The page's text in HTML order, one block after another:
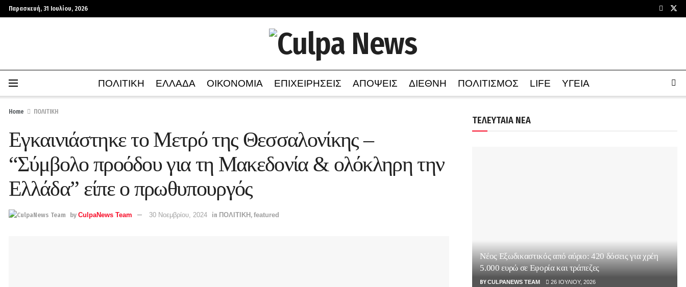
Παρασκευή, 31 Ιουλίου, 2026
ΠΟΛΙΤΙΚΗ ΕΛΛΑΔΑ ΟΙΚΟΝΟΜΙΑ ΕΠΙΧΕΙΡΗΣΕΙΣ ΑΠΟΨΕΙΣ ΔΙΕΘΝΗ ΠΟΛΙΤΙΣΜΟΣ LIFE ΥΓΕΙΑ
Home ΠΟΛΙΤΙΚΗ
Εγκαινιάστηκε το Μετρό της Θεσσαλονίκης –
“Σύμβολο προόδου για τη Μακεδονία & ολόκληρη την
Ελλάδα” είπε ο πρωθυπουργός
by CulpaNews Team 30 Νοεμβρίου, 2024 in ΠΟΛΙΤΙΚΗ , featured
ΤΕΛΕΥΤΑΙΑ ΝΕΑ
Νέος Εξωδικαστικός από αύριο: 420 δόσεις για χρέη
5.000 ευρώ σε Εφορία και τράπεζες
BYCULPANEWS TEAM 26 ΙΟΥΛΊΟΥ, 2026